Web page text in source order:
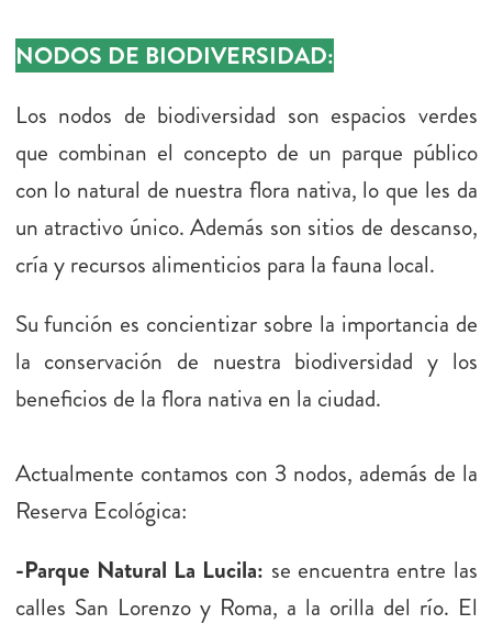
NODOS DE BIODIVERSIDAD:
Los nodos de biodiversidad son espacios verdes
que combinan el concepto de un parque público
con lo natural de nuestra flora nativa, lo que les da
un atractivo único. Además son sitios de descanso,
cría y recursos alimenticios para la fauna local.
Su función es concientizar sobre la importancia de
la conservación de nuestra biodiversidad y los
beneficios de la flora nativa en la ciudad.
Actualmente contamos con 3 nodos, además de la
Reserva Ecológica:
-Parque Natural La Lucila: se encuentra entre las
calles San Lorenzo y Roma, a la orilla del río. El